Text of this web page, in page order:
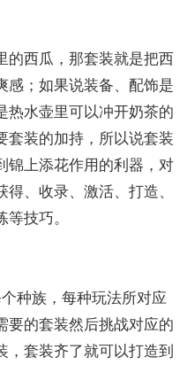
的西瓜，那套装就是把西
感；如果说装备、配饰是
热水壶里可以冲开奶茶的
套装的加持，所以说套装
锦上添花作用的利器，对
、收录、激活、打造、
技巧。
种族，每种玩法所对应
要的套装然后挑战对应的
，套装齐了就可以打造到